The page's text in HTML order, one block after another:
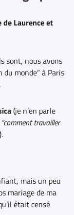
Laurence et
sont, nous avons
monde” à Paris
(je n’en parle
“comment travailler
).
mais un peu
mariage de ma
était censé